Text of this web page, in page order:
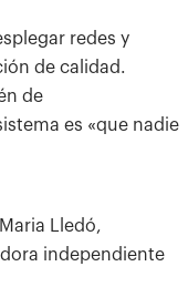
redes y
de calidad.
de
es «que nadie
Lledó,
independiente